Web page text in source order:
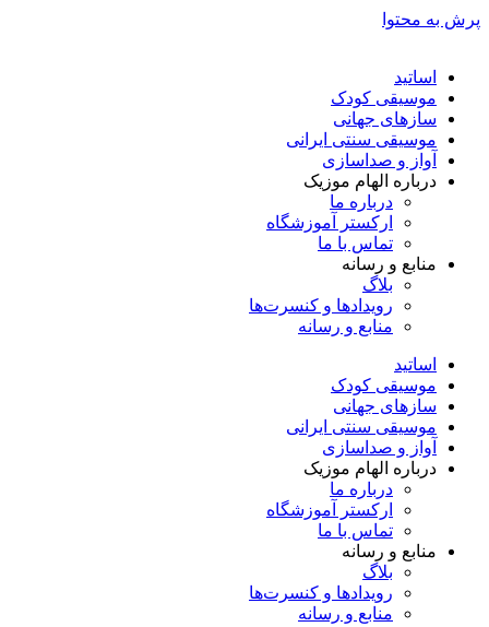
پرش به محتوا
اساتید
موسیقی کودک
سازهای جهانی
موسیقی سنتی ایرانی
آواز و صداسازی
درباره الهام موزیک
درباره ما
ارکستر آموزشگاه
تماس با ما
منابع و رسانه
بلاگ
رویدادها و کنسرت‌ها
منابع و رسانه
اساتید
موسیقی کودک
سازهای جهانی
موسیقی سنتی ایرانی
آواز و صداسازی
درباره الهام موزیک
درباره ما
ارکستر آموزشگاه
تماس با ما
منابع و رسانه
بلاگ
رویدادها و کنسرت‌ها
منابع و رسانه